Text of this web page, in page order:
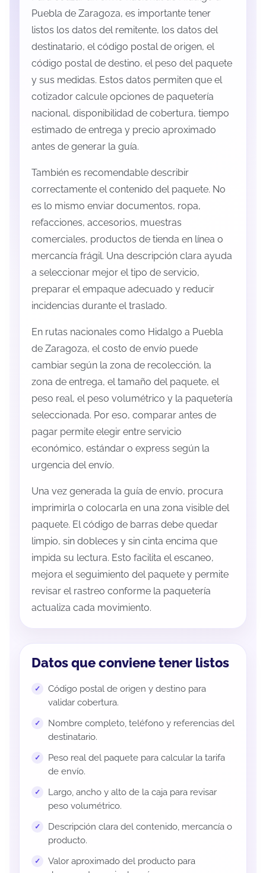
Puebla de Zaragoza, es importante tener
listos los datos del remitente, los datos del
destinatario, el código postal de origen, el
código postal de destino, el peso del paquete
y sus medidas. Estos datos permiten que el
cotizador calcule opciones de paquetería
nacional, disponibilidad de cobertura, tiempo
estimado de entrega y precio aproximado
antes de generar la guía.
También es recomendable describir
correctamente el contenido del paquete. No
es lo mismo enviar documentos, ropa,
refacciones, accesorios, muestras
comerciales, productos de tienda en línea o
mercancía frágil. Una descripción clara ayuda
a seleccionar mejor el tipo de servicio,
preparar el empaque adecuado y reducir
incidencias durante el traslado.
En rutas nacionales como Hidalgo a Puebla
de Zaragoza, el costo de envío puede
cambiar según la zona de recolección, la
zona de entrega, el tamaño del paquete, el
peso real, el peso volumétrico y la paquetería
seleccionada. Por eso, comparar antes de
pagar permite elegir entre servicio
económico, estándar o express según la
urgencia del envío.
Una vez generada la guía de envío, procura
imprimirla o colocarla en una zona visible del
paquete. El código de barras debe quedar
limpio, sin dobleces y sin cinta encima que
impida su lectura. Esto facilita el escaneo,
mejora el seguimiento del paquete y permite
revisar el rastreo conforme la paquetería
actualiza cada movimiento.
Datos que conviene tener listos
Código postal de origen y destino para
validar cobertura.
Nombre completo, teléfono y referencias del
destinatario.
Peso real del paquete para calcular la tarifa
de envío.
Largo, ancho y alto de la caja para revisar
peso volumétrico.
Descripción clara del contenido, mercancía o
producto.
Valor aproximado del producto para